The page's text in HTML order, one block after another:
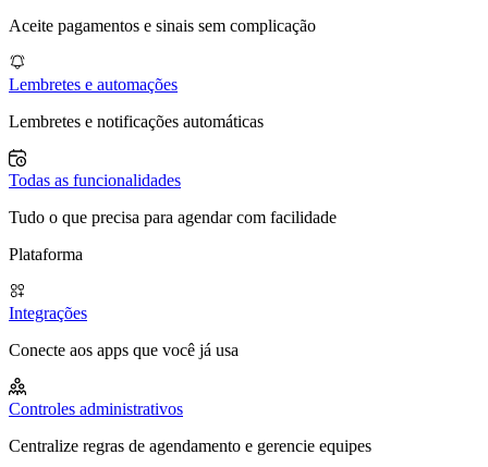
Aceite pagamentos e sinais sem complicação
Lembretes e automações
Lembretes e notificações automáticas
Todas as funcionalidades
Tudo o que precisa para agendar com facilidade
Plataforma
Integrações
Conecte aos apps que você já usa
Controles administrativos
Centralize regras de agendamento e gerencie equipes